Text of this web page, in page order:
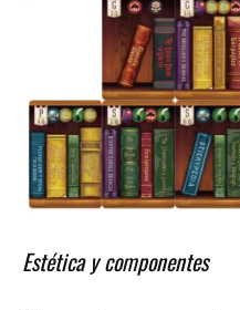
Estética y componentes